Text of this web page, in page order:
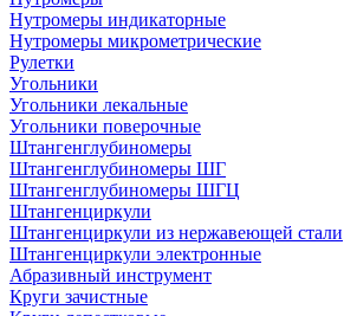
Нутромеры индикаторные
Нутромеры микрометрические
Рулетки
Угольники
Угольники лекальные
Угольники поверочные
Штангенглубиномеры
Штангенглубиномеры ШГ
Штангенглубиномеры ШГЦ
Штангенциркули
Штангенциркули из нержавеющей стали
Штангенциркули электронные
Абразивный инструмент
Круги зачистные